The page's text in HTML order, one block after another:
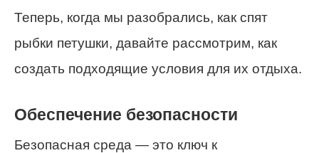
Теперь, когда мы разобрались, как спят
рыбки петушки, давайте рассмотрим, как
создать подходящие условия для их отдыха.
Обеспечение безопасности
Безопасная среда — это ключ к